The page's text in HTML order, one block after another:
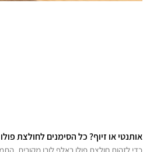
אותנטי או זיוף? כל הסימנים לחולצת